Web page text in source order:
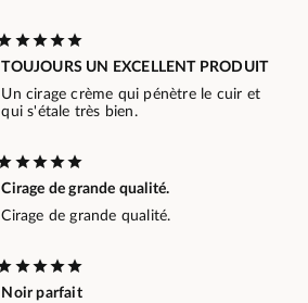
TOUJOURS UN EXCELLENT PRODUIT
Un cirage crème qui pénètre le cuir et
qui s'étale très bien.
Cirage de grande qualité.
Cirage de grande qualité.
Noir parfait